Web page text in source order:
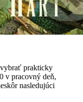
vybrať prakticky
v pracovný deň,
nasledujúci